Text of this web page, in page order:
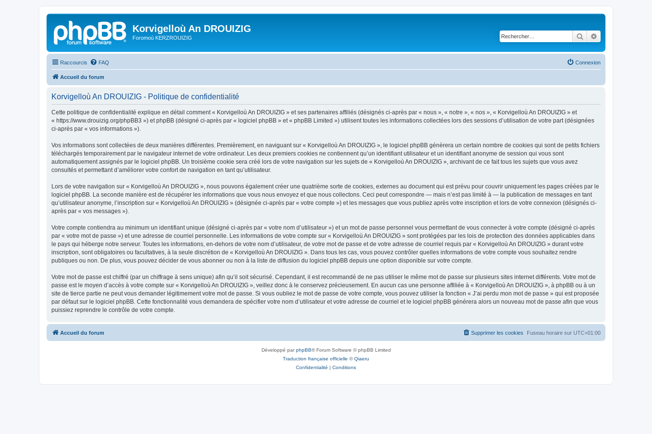
Korvigelloù An DROUIZIG
Foromoù KERZROUIZIG Rechercher
Raccourcis FAQ Connexion
Accueil du forum
Korvigelloù An DROUIZIG - Politique de confidentialité
Cette politique de confidentialité explique en détail comment « Korvigelloù An DROUIZIG » et ses partenaires affiliés (désignés ci-après par « nous », « notre », « nos », « Korvigelloù An DROUIZIG » et
« https://www.drouizig.org/phpBB3 ») et phpBB (désigné ci-après par « logiciel phpBB » et « phpBB Limited ») utilisent toutes les informations collectées lors des sessions d’utilisation de votre part (désignées
ci-après par « vos informations »).
Vos informations sont collectées de deux manières différentes. Premièrement, en naviguant sur « Korvigelloù An DROUIZIG », le logiciel phpBB génèrera un certain nombre de cookies qui sont de petits fichiers
téléchargés temporairement par le navigateur internet de votre ordinateur. Les deux premiers cookies ne contiennent qu’un identifiant utilisateur et un identifiant anonyme de session qui vous sont
automatiquement assignés par le logiciel phpBB. Un troisième cookie sera créé lors de votre navigation sur les sujets de « Korvigelloù An DROUIZIG », archivant de ce fait tous les sujets que vous avez
consultés et permettant d’améliorer votre confort de navigation en tant qu’utilisateur.
Lors de votre navigation sur « Korvigelloù An DROUIZIG », nous pouvons également créer une quatrième sorte de cookies, externes au document qui est prévu pour couvrir uniquement les pages créées par le
logiciel phpBB. La seconde manière est de récupérer les informations que vous nous envoyez et que nous collectons. Ceci peut correspondre — mais n’est pas limité à — la publication de messages en tant
qu’utilisateur anonyme, l’inscription sur « Korvigelloù An DROUIZIG » (désignée ci-après par « votre compte ») et les messages que vous publiez après votre inscription et lors de votre connexion (désignés ci-
après par « vos messages »).
Votre compte contiendra au minimum un identifiant unique (désigné ci-après par « votre nom d’utilisateur ») et un mot de passe personnel vous permettant de vous connecter à votre compte (désigné ci-après
par « votre mot de passe ») et une adresse de courriel personnelle. Les informations de votre compte sur « Korvigelloù An DROUIZIG » sont protégées par les lois de protection des données applicables dans
le pays qui héberge notre serveur. Toutes les informations, en-dehors de votre nom d’utilisateur, de votre mot de passe et de votre adresse de courriel requis par « Korvigelloù An DROUIZIG » durant votre
inscription, sont obligatoires ou facultatives, à la seule discrétion de « Korvigelloù An DROUIZIG ». Dans tous les cas, vous pouvez contrôler quelles informations de votre compte vous souhaitez rendre
publiques ou non. De plus, vous pouvez décider de vous abonner ou non à la liste de diffusion du logiciel phpBB depuis une option disponible sur votre compte.
Votre mot de passe est chiffré (par un chiffrage à sens unique) afin qu’il soit sécurisé. Cependant, il est recommandé de ne pas utiliser le même mot de passe sur plusieurs sites internet différents. Votre mot de
passe est le moyen d’accès à votre compte sur « Korvigelloù An DROUIZIG », veillez donc à le conservez précieusement. En aucun cas une personne affiliée à « Korvigelloù An DROUIZIG », à phpBB ou à un
site de tierce partie ne peut vous demander légitimement votre mot de passe. Si vous oubliez le mot de passe de votre compte, vous pouvez utiliser la fonction « J’ai perdu mon mot de passe » qui est proposée
par défaut sur le logiciel phpBB. Cette fonctionnalité vous demandera de spécifier votre nom d’utilisateur et votre adresse de courriel et le logiciel phpBB générera alors un nouveau mot de passe afin que vous
puissiez reprendre le contrôle de votre compte.
Accueil du forum Fuseau horaire sur UTC+01:00
Supprimer les cookies
Développé parphpBB® Forum Software © phpBB Limited
Traduction française officielle ©Qiaeru
Confidentialité | Conditions